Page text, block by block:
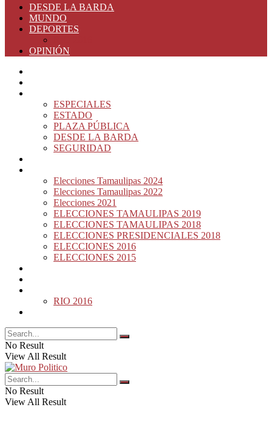
DESDE LA BARDA
MUNDO
DEPORTES
OPINIÓN
ESPECIALES
ESTADO
PLAZA PÚBLICA
DESDE LA BARDA
SEGURIDAD
Elecciones Tamaulipas 2024
Elecciones Tamaulipas 2022
Elecciones 2021
ELECCIONES TAMAULIPAS 2019
ELECCIONES TAMAULIPAS 2018
ELECCIONES PRESIDENCIALES 2018
ELECCIONES 2016
ELECCIONES 2015
RIO 2016
No Result
View All Result
No Result
View All Result